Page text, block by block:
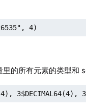
4)
的所有元素的类型和
3$DECIMAL64(4),